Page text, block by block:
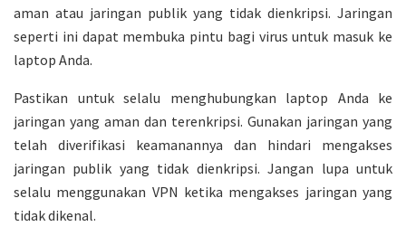
aman atau jaringan publik yang tidak dienkripsi. Jaringan
seperti ini dapat membuka pintu bagi virus untuk masuk ke
laptop Anda.
Pastikan untuk selalu menghubungkan laptop Anda ke
jaringan yang aman dan terenkripsi. Gunakan jaringan yang
telah diverifikasi keamanannya dan hindari mengakses
jaringan publik yang tidak dienkripsi. Jangan lupa untuk
selalu menggunakan VPN ketika mengakses jaringan yang
tidak dikenal.